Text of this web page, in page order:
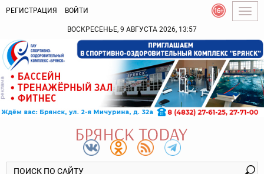
РЕГИСТРАЦИЯ ВОЙТИ
ВОСКРЕСЕНЬЕ, 9 АВГУСТА 2026, 13:57